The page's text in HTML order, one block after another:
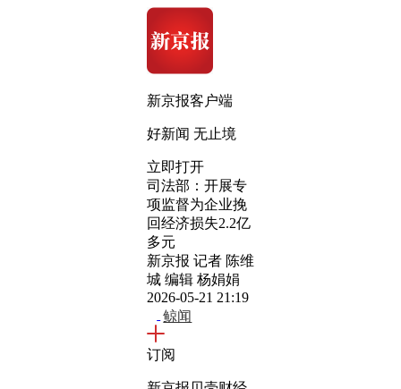
新京报客户端
好新闻 无止境
立即打开
司法部：开展专
项监督为企业挽
回经济损失2.2亿
多元
新京报 记者 陈维
城 编辑 杨娟娟
2026-05-21 21:19
鲸闻
订阅